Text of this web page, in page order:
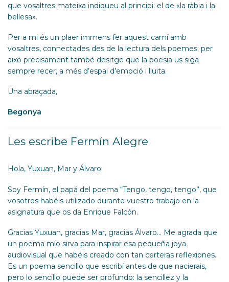
que vosaltres mateixa indiqueu al principi: el de «la ràbia i la
bellesa».
Per a mi és un plaer immens fer aquest camí amb
vosaltres, connectades des de la lectura dels poemes; per
això precisament també desitge que la poesia us siga
sempre recer, a més d’espai d’emoció i lluita.
Una abraçada,
Begonya
Les escribe Fermín Alegre
Hola, Yuxuan, Mar y Álvaro:
Soy Fermín, el papá del poema “Tengo, tengo, tengo”, que
vosotros habéis utilizado durante vuestro trabajo en la
asignatura que os da Enrique Falcón.
Gracias Yuxuan, gracias Mar, gracias Álvaro… Me agrada que
un poema mío sirva para inspirar esa pequeña joya
audiovisual que habéis creado con tan certeras reflexiones.
Es un poema sencillo que escribí antes de que nacierais,
pero lo sencillo puede ser profundo: la sencillez y la